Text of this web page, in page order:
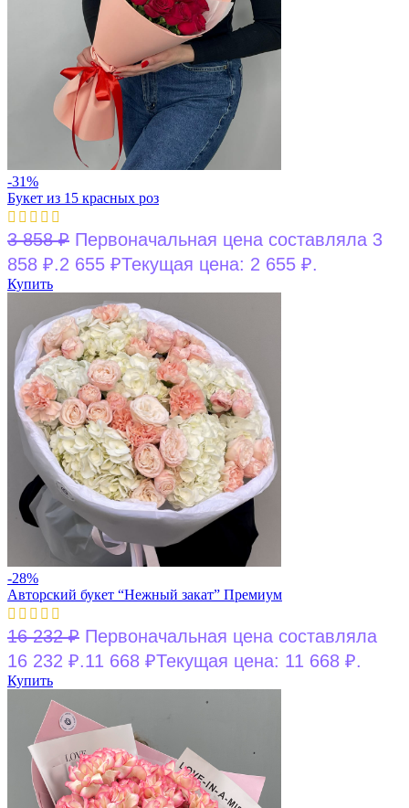
-31%
Букет из 15 красных роз
3 858₽ Первоначальная цена составляла 3
858 ₽.2 655 ₽Текущая цена: 2 655 ₽.
Купить
-28%
Авторский букет “Нежный закат” Премиум
16 232₽ Первоначальная цена составляла
16 232 ₽.11 668 ₽Текущая цена: 11 668 ₽.
Купить